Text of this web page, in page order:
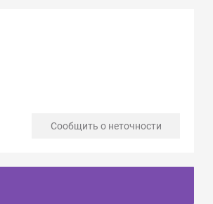
Сообщить о неточности